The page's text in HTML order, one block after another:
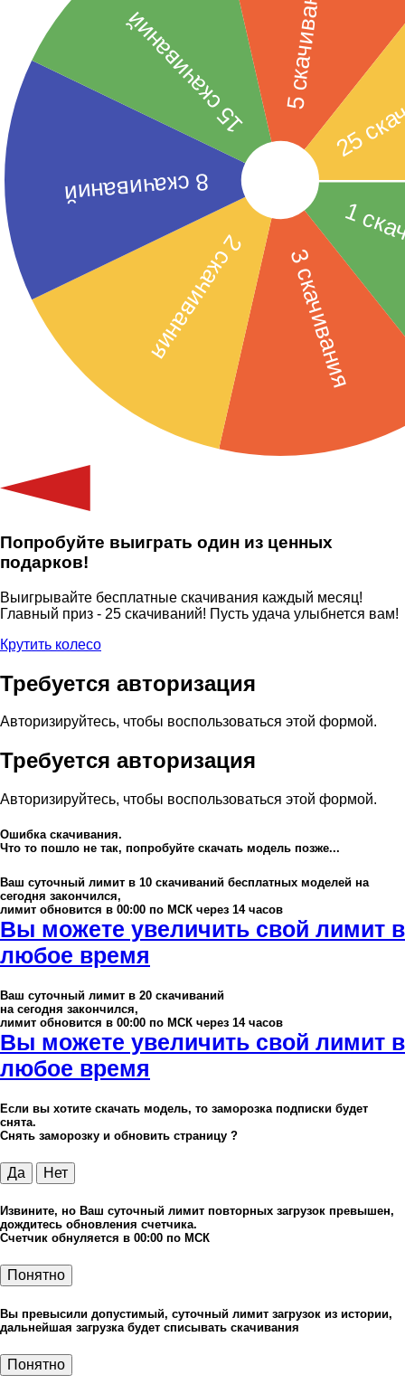
Попробуйте выиграть один из ценных
подарков!
Выигрывайте бесплатные скачивания каждый месяц!
Главный приз - 25 скачиваний! Пусть удача улыбнется вам!
Крутить колесо
Требуется авторизация
Авторизируйтесь, чтобы воспользоваться этой формой.
Требуется авторизация
Авторизируйтесь, чтобы воспользоваться этой формой.
Ошибка скачивания.
Что то пошло не так, попробуйте скачать модель позже...
Ваш суточный лимит в 10 скачиваний бесплатных моделей на
сегодня закончился,
лимит обновится в 00:00 по МСК через 14 часов
Вы можете увеличить свой лимит в
любое время
Ваш суточный лимит в 20 скачиваний
на сегодня закончился,
лимит обновится в 00:00 по МСК через 14 часов
Вы можете увеличить свой лимит в
любое время
Если вы хотите скачать модель, то заморозка подписки будет
снята.
Снять заморозку и обновить страницу ?
Да Нет
Извините, но Ваш суточный лимит повторных загрузок превышен,
дождитесь обновления счетчика.
Счетчик обнуляется в 00:00 по МСК
Понятно
Вы превысили допустимый, суточный лимит загрузок из истории,
дальнейшая загрузка будет списывать скачивания
Понятно